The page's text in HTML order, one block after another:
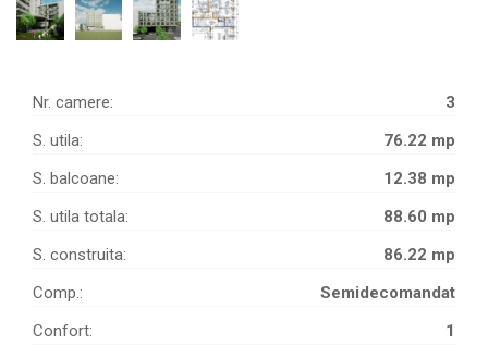
Nr. camere:
3
S. utila:
76.22 mp
S. balcoane:
12.38 mp
S. utila totala:
88.60 mp
S. construita:
86.22 mp
Comp.:
Semidecomandat
Confort:
1